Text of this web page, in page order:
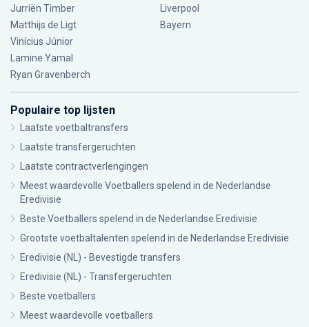
Jurriën Timber
Matthijs de Ligt
Vinícius Júnior
Lamine Yamal
Ryan Gravenberch
Liverpool
Bayern
Populaire top lijsten
Laatste voetbaltransfers
Laatste transfergeruchten
Laatste contractverlengingen
Meest waardevolle Voetballers spelend in de Nederlandse
Eredivisie
Beste Voetballers spelend in de Nederlandse Eredivisie
Grootste voetbaltalenten spelend in de Nederlandse Eredivisie
Eredivisie (NL) - Bevestigde transfers
Eredivisie (NL) - Transfergeruchten
Beste voetballers
Meest waardevolle voetballers